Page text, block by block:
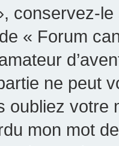
conservez-
« Forum
ne peut
oubliez votre
mon mot